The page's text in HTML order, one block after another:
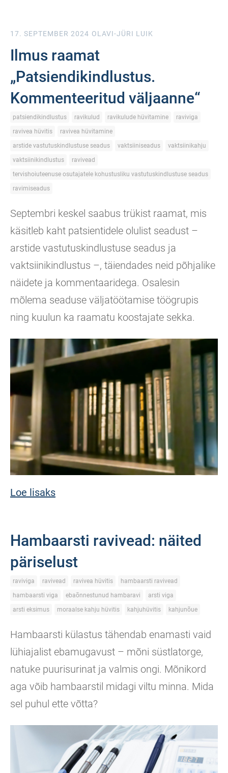
17. SEPTEMBER 2024 OLAVI-JÜRI LUIK
Ilmus raamat
„Patsiendikindlustus.
Kommenteeritud väljaanne“
patsiendikindlustus ravikulud ravikulude hüvitamine
raviviga
ravivea hüvitis
ravivea hüvitamine
arstide vastutuskindlustuse seadus
vaktsiiniseadus
vaktsiinikahju
vaktsiinikindlustus
ravivead
tervishoiuteenuse osutajatele kohustusliku vastutuskindlustuse seadus
ravimiseadus
Septembri keskel saabus trükist raamat, mis
käsitleb kaht patsientidele olulist seadust –
arstide vastutuskindlustuse seadus ja
vaktsiinikindlustus –, täiendades neid põhjalike
näidete ja kommentaaridega. Osalesin
mõlema seaduse väljatöötamise töögrupis
ning kuulun ka raamatu koostajate sekka.
Loe lisaks
Hambaarsti ravivead: näited
päriselust
raviviga ravivead ravivea hüvitis
hambaarsti ravivead
hambaarsti viga
ebaõnnestunud hambaravi
arsti viga
arsti eksimus
moraalse kahju hüvitis kahjuhüvitis kahjunõue
Hambaarsti külastus tähendab enamasti vaid
lühiajalist ebamugavust – mõni süstlatorge,
natuke puurisurinat ja valmis ongi. Mõnikord
aga võib hambaarstil midagi viltu minna. Mida
sel puhul ette võtta?